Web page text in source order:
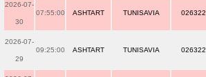
2026-07-
30
07:55:00 ASHTART TUNISAVIA 026322
2026-07-
29
09:25:00 ASHTART TUNISAVIA 026322